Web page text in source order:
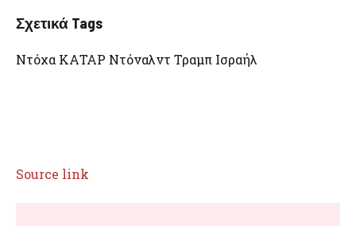
Σχετικά Tags
Ντόχα ΚΑΤΑΡ Ντόναλντ Τραμπ Ισραήλ
Source link